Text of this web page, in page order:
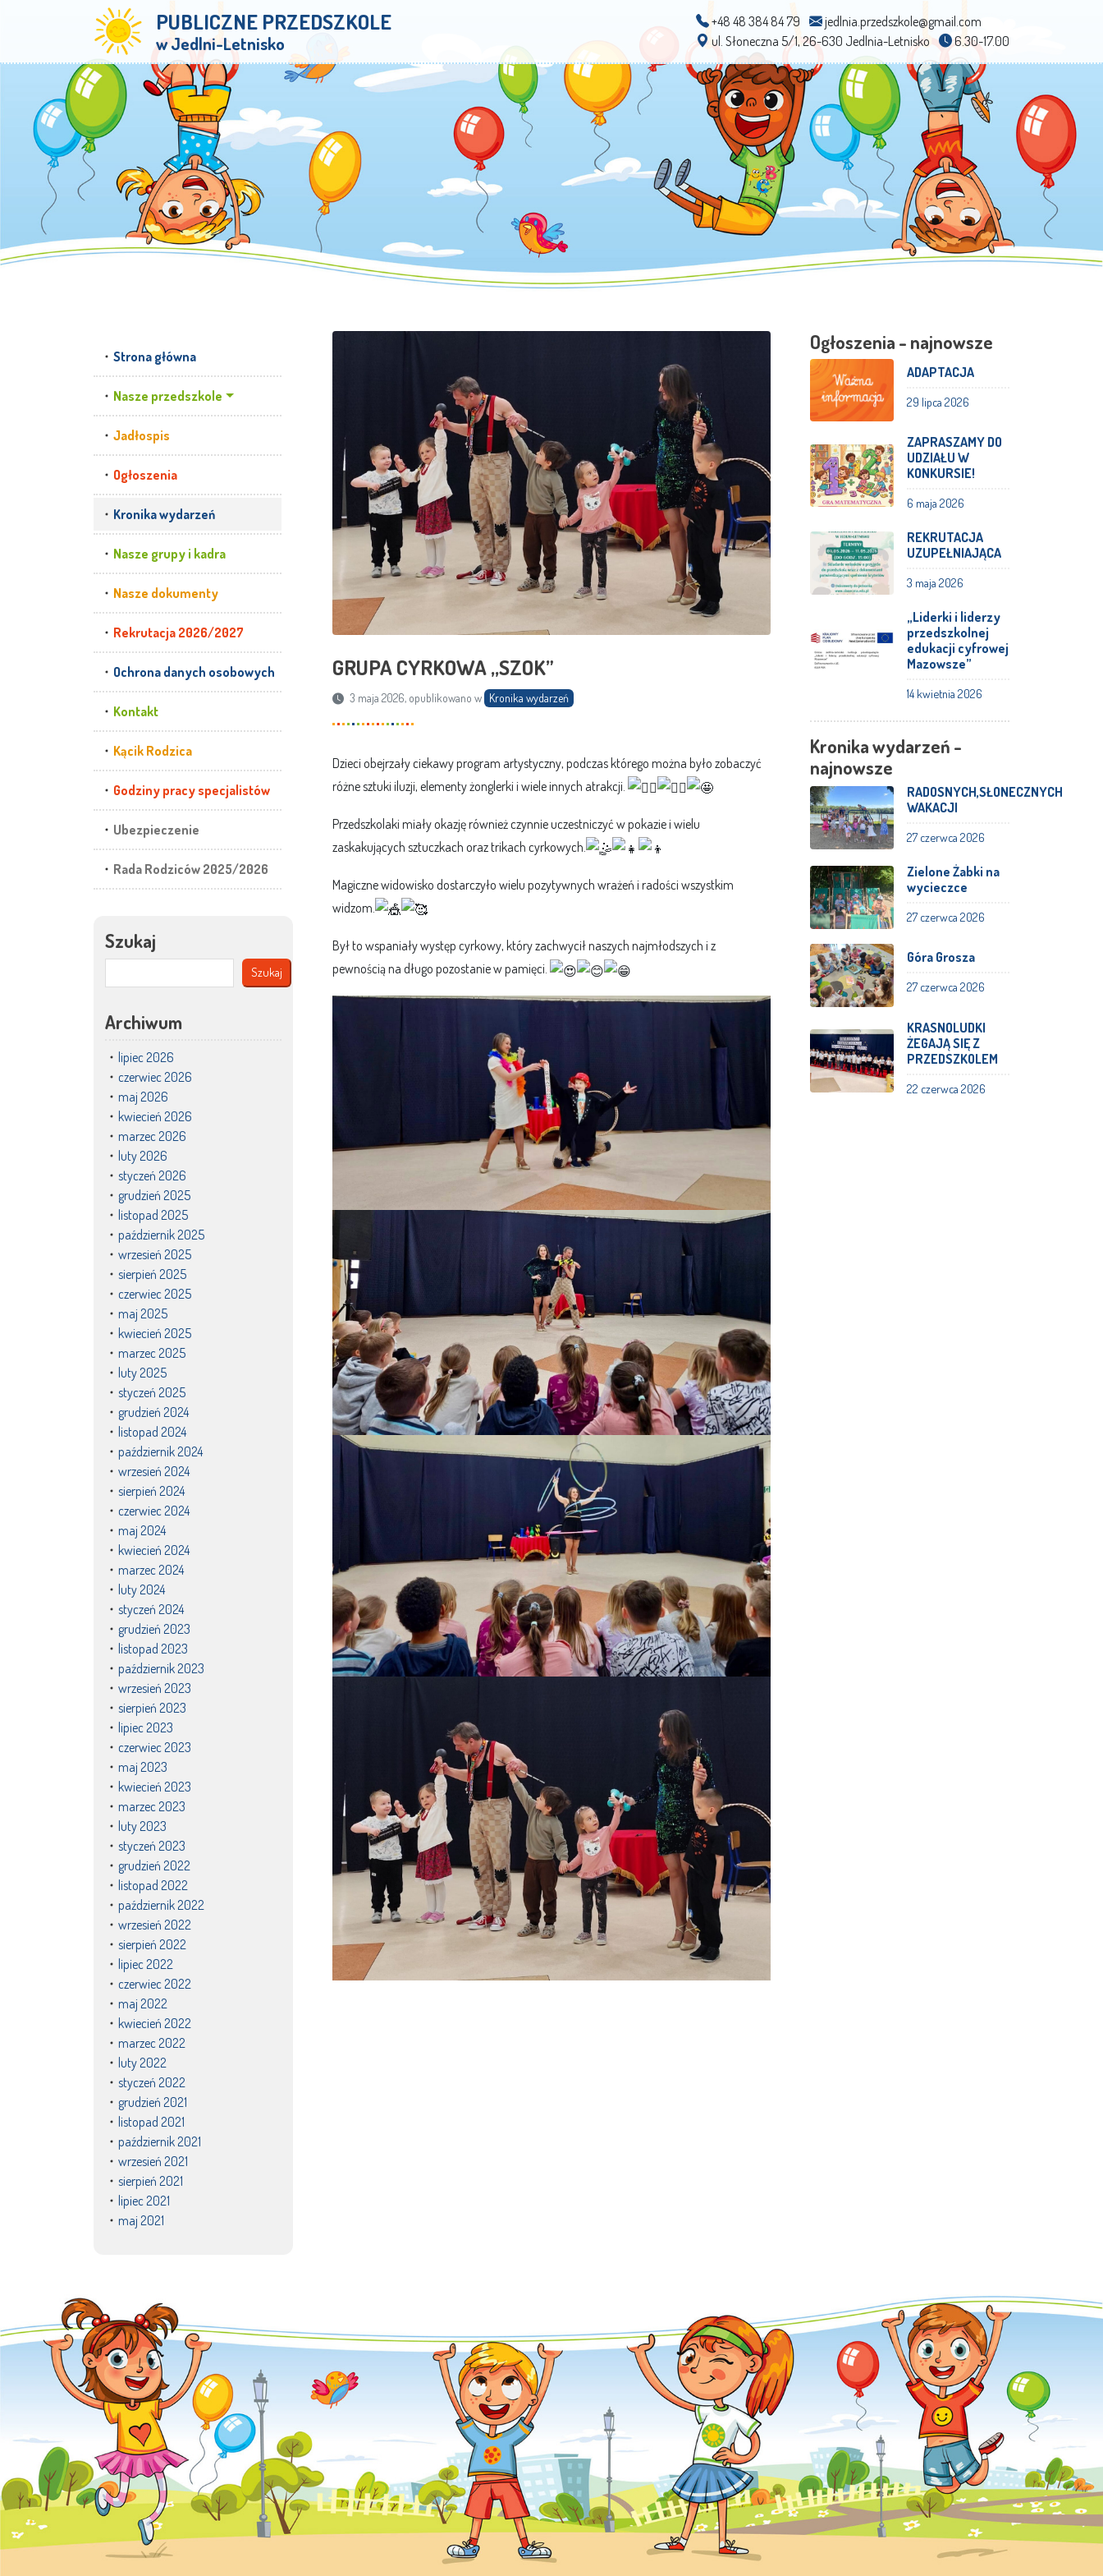
PUBLICZNE PRZEDSZKOLE
w Jedlni-Letnisko
+48 48 384 84 79
jedlnia.przedszkole@gmail.com
ul. Słoneczna 5/1, 26-630 Jedlnia-Letnisko
6.30-17.00
Strona główna
Nasze przedszkole
Jadłospis
Ogłoszenia
Kronika wydarzeń
Nasze grupy i kadra
Nasze dokumenty
Rekrutacja 2026/2027
Ochrona danych osobowych
Kontakt
Kącik Rodzica
Godziny pracy specjalistów
Ubezpieczenie
Rada Rodziców 2025/2026
Szukaj
Szukaj
Archiwum
lipiec 2026
czerwiec 2026
maj 2026
kwiecień 2026
marzec 2026
luty 2026
styczeń 2026
grudzień 2025
listopad 2025
październik 2025
wrzesień 2025
sierpień 2025
czerwiec 2025
maj 2025
kwiecień 2025
marzec 2025
luty 2025
styczeń 2025
grudzień 2024
listopad 2024
październik 2024
wrzesień 2024
sierpień 2024
czerwiec 2024
maj 2024
kwiecień 2024
marzec 2024
luty 2024
styczeń 2024
grudzień 2023
listopad 2023
październik 2023
wrzesień 2023
sierpień 2023
lipiec 2023
czerwiec 2023
maj 2023
kwiecień 2023
marzec 2023
luty 2023
styczeń 2023
grudzień 2022
listopad 2022
październik 2022
wrzesień 2022
sierpień 2022
lipiec 2022
czerwiec 2022
maj 2022
kwiecień 2022
marzec 2022
luty 2022
styczeń 2022
grudzień 2021
listopad 2021
październik 2021
wrzesień 2021
sierpień 2021
lipiec 2021
maj 2021
GRUPA CYRKOWA ,,SZOK”
3 maja 2026, opublikowano w Kronika wydarzeń
Dzieci obejrzały ciekawy program artystyczny, podczas którego można było zobaczyć
różne sztuki iluzji, elementy żonglerki i wiele innych atrakcji.
Przedszkolaki miały okazję również czynnie uczestniczyć w pokazie i wielu
zaskakujących sztuczkach oraz trikach cyrkowych.
Magiczne widowisko dostarczyło wielu pozytywnych wrażeń i radości wszystkim
widzom.
Był to wspaniały występ cyrkowy, który zachwycił naszych najmłodszych i z
pewnością na długo pozostanie w pamięci.
Ogłoszenia - najnowsze
ADAPTACJA
29 lipca 2026
ZAPRASZAMY DO
UDZIAŁU W
KONKURSIE!
6 maja 2026
REKRUTACJA
UZUPEŁNIAJĄCA
3 maja 2026
„Liderki i liderzy
przedszkolnej
edukacji cyfrowej
Mazowsze”
14 kwietnia 2026
Kronika wydarzeń -
najnowsze
RADOSNYCH,SŁONECZNYCH
WAKACJI
27 czerwca 2026
Zielone Żabki na
wycieczce
27 czerwca 2026
Góra Grosza
27 czerwca 2026
KRASNOLUDKI
ŻEGAJĄ SIĘ Z
PRZEDSZKOLEM
22 czerwca 2026